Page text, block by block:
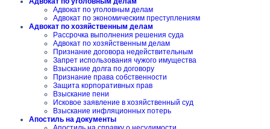
Адвокат по уголовным делам
Адвокат по экономическим преступлениям
Адвокат по хозяйственным делам
Рассрочка выполнения решения суда
Адвокат по хозяйственным делам
Признание договора недействительным
Запрет использования чужого имущества
Взыскание долга по договору
Признание права собственности
Защита корпоративных прав
Взыскание пени
Исковое заявление в хозяйственный суд
Взыскание инфляционных потерь
Апостиль на документы